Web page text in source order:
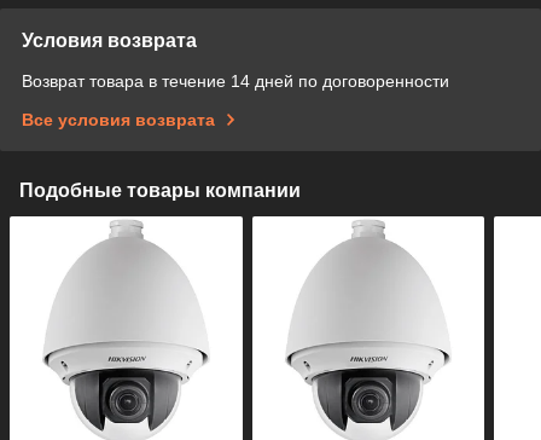
Условия возврата
Возврат товара в течение 14 дней по договоренности
Все условия возврата
Подобные товары компании